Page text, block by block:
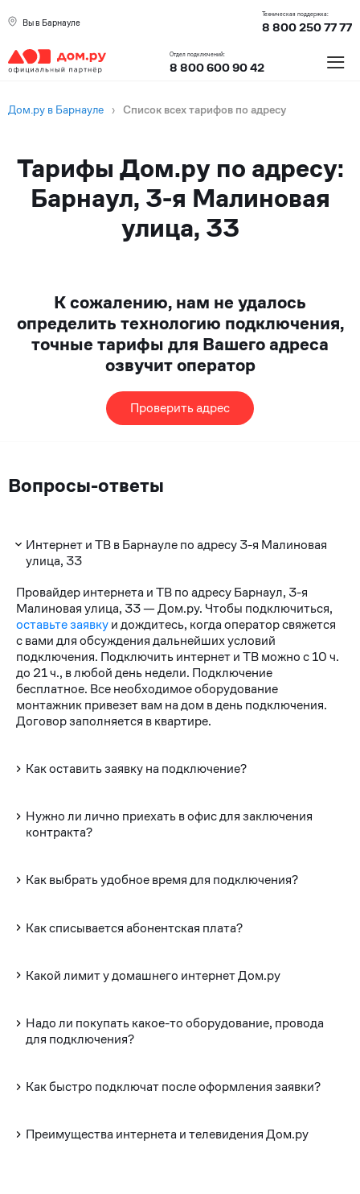
Вы в Барнауле
Техническая поддержка:
8 800 250 77 77
Отдел подключений:
8 800 600 90 42 ≡
Дом.ру в Барнауле › Список всех тарифов по адресу
Тарифы Дом.ру по адресу:
Барнаул, 3-я Малиновая
улица, 33
К сожалению, нам не удалось
определить технологию подключения,
точные тарифы для Вашего адреса
озвучит оператор
Проверить адрес
Вопросы-ответы
Интернет и ТВ в Барнауле по адресу 3-я Малиновая
улица, 33
Провайдер интернета и ТВ по адресу Барнаул, 3-я
Малиновая улица, 33 — Дом.ру. Чтобы подключиться,
оставьте заявкуи дождитесь, когда оператор свяжется
с вами для обсуждения дальнейших условий
подключения. Подключить интернет и ТВ можно с 10 ч.
до 21 ч., в любой день недели. Подключение
бесплатное. Все необходимое оборудование
монтажник привезет вам на дом в день подключения.
Договор заполняется в квартире.
Как оставить заявку на подключение?
Нужно ли лично приехать в офис для заключения
контракта?
Как выбрать удобное время для подключения?
Как списывается абонентская плата?
Какой лимит у домашнего интернет Дом.ру
Надо ли покупать какое-то оборудование, провода
для подключения?
Как быстро подключат после оформления заявки?
Преимущества интернета и телевидения Дом.ру